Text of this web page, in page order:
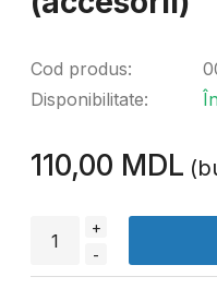
Cod produs:
Disponibilitate:
110,00 MDL
+
-